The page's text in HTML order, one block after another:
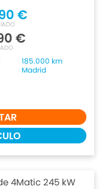
€
€
185.000 km
Madrid
4Matic 245 kW